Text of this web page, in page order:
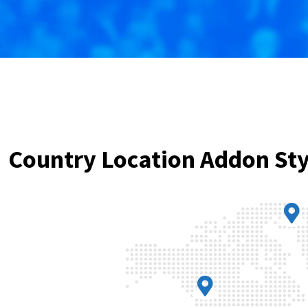
Country Location Addon